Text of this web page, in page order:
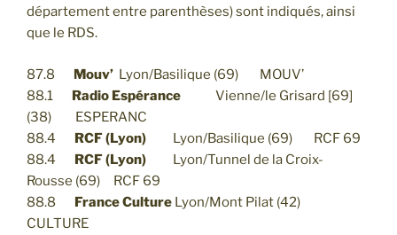
département entre parenthèses) sont indiqués, ainsi
que le RDS.
87.8 Mouv’ Lyon/Basilique (69) MOUV’
88.1 Radio Espérance Vienne/le Grisard [69]
(38) ESPERANC
88.4 RCF (Lyon) Lyon/Basilique (69) RCF 69
88.4 RCF (Lyon) Lyon/Tunnel de la Croix-
Rousse (69) RCF 69
88.8 France Culture Lyon/Mont Pilat (42)
CULTURE